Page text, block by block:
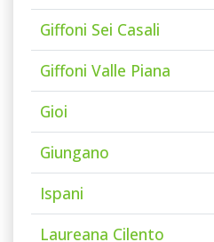
Giffoni Sei Casali
Giffoni Valle Piana
Gioi
Giungano
Ispani
Laureana Cilento